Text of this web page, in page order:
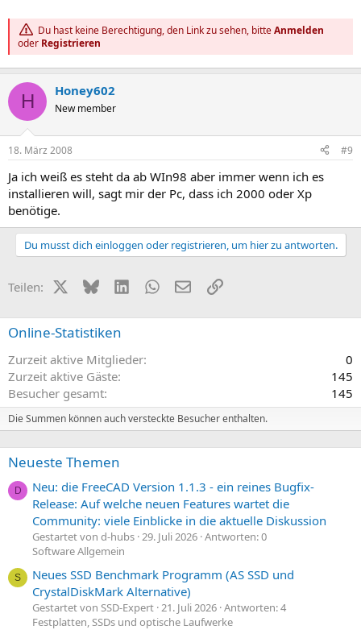
Du hast keine Berechtigung, den Link zu sehen, bitteAnmelden
oder Registrieren
H Honey602
New member
18. März 2008 #9
Ja ich weiß es steht da ab WIn98 aber immer wenn ich es
installieren will, sagt mir der Pc, dass ich 2000 oder Xp
benötige.
Du musst dich einloggen oder registrieren, um hier zu antworten.
Teilen: X (Twitter)
BlueskyLinkedInWhatsApp
E-MailLink
Online-Statistiken
Zurzeit aktive Mitglieder
0
Zurzeit aktive Gäste
145
Besucher gesamt
145
Die Summen können auch versteckte Besucher enthalten.
Neueste Themen
D
Neu: die FreeCAD Version 1.1.3 - ein reines Bugfix-
Release: Auf welche neuen Features wartet die
Community: viele Einblicke in die aktuelle Diskussion
Gestartet von d-hubs 29. Juli 2026 Antworten: 0
Software Allgemein
S
Neues SSD Benchmark Programm (AS SSD und
CrystalDiskMark Alternative)
Gestartet von SSD-Expert 21. Juli 2026 Antworten: 4
Festplatten, SSDs und optische Laufwerke